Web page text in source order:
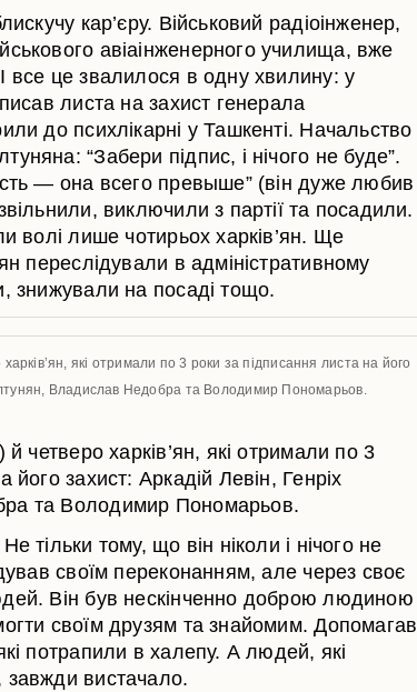
кар’єру. Військовий радіоінженер,
авіаінженерного училища, вже
все це звалилося в одну хвилину: у
листа на захист генерала
до психлікарні у Ташкенті. Начальство
“Забери підпис, і нічого не буде”.
— она всего превыше” (він дуже любив
виключили з партії та посадили.
волі лише чотирьох харків’ян. Ще
переслідували в адміністративному
знижували на посаді тощо.
які отримали по 3 роки за підписання листа на його
Владислав Недобра та Володимир Пономарьов.
четверо харків’ян, які отримали по 3
його захист: Аркадій Левін, Генріх
та Володимир Пономарьов.
тільки тому, що він ніколи і нічого не
своїм переконанням, але через своє
Він був нескінченно доброю людиною
своїм друзям та знайомим. Допомагав
потрапили в халепу. А людей, які
завжди вистачало.